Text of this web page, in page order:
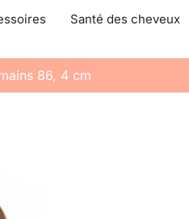
Santé des cheveux
86, 4 cm